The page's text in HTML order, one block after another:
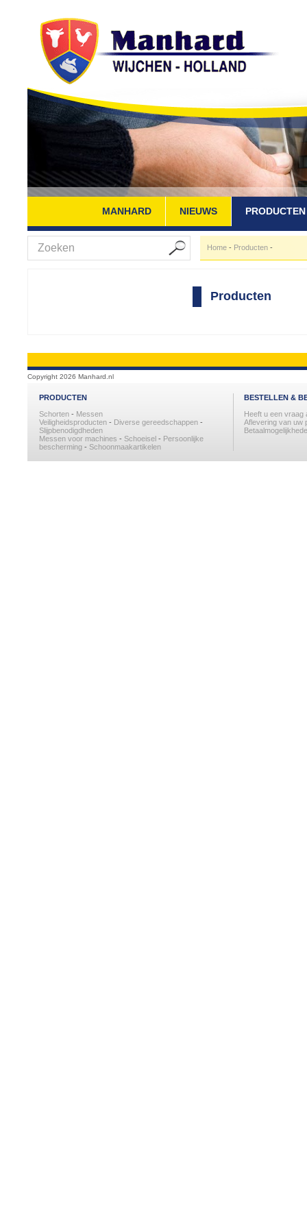
MANHARD NIEUWS PRODUCTEN
Home - Producten -
Producten
Copyright 2026 Manhard.nl
PRODUCTEN
Schorten - Messen
Veiligheidsproducten - Diverse gereedschappen -
Slijpbenodigdheden
Messen voor machines - Schoeisel - Persoonlijke
bescherming - Schoonmaakartikelen
BESTELLEN &
Heeft u een vraag
Aflevering van uw